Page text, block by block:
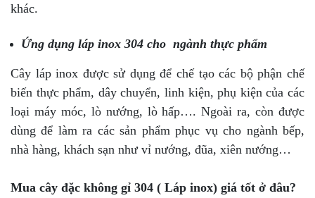
khác.
Ứng dụng láp inox 304 cho ngành thực phẩm
Cây láp inox được sử dụng để chế tạo các bộ phận chế
biến thực phẩm, dây chuyển, linh kiện, phụ kiện của các
loại máy móc, lò nướng, lò hấp…. Ngoài ra, còn được
dùng để làm ra các sản phẩm phục vụ cho ngành bếp,
nhà hàng, khách sạn như vỉ nướng, đũa, xiên nướng…
Mua cây đặc không gỉ 304 ( Láp inox) giá tốt ở đâu?